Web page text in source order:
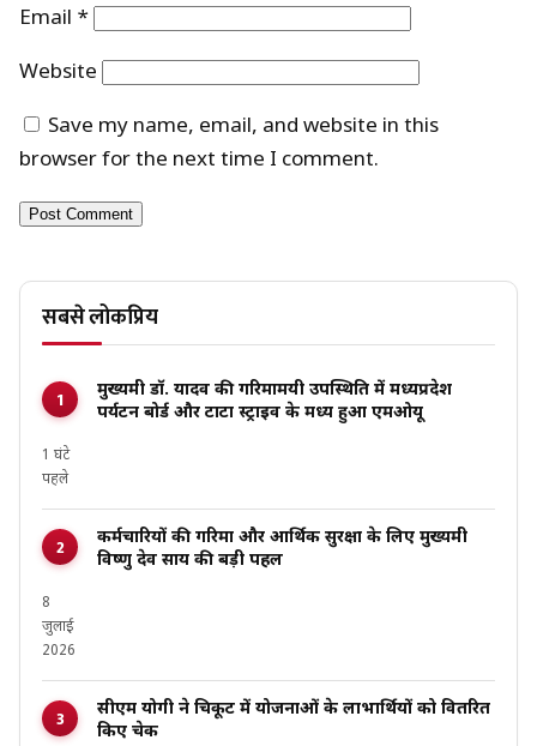
Email *
Website
Save my name, email, and website in this
browser for the next time I comment.
सबसे लोकप्रिय
मुख्यमंत्री डॉ. यादव की गरिमामयी उपस्थिति में मध्यप्रदेश
पर्यटन बोर्ड और टाटा स्ट्राइव के मध्य हुआ एमओयू
1 घंटे
पहले
कर्मचारियों की गरिमा और आर्थिक सुरक्षा के लिए मुख्यमंत्री
विष्णु देव साय की बड़ी पहल
8
जुलाई
2026
सीएम योगी ने चित्रकूट में योजनाओं के लाभार्थियों को वितरित
किए चेक